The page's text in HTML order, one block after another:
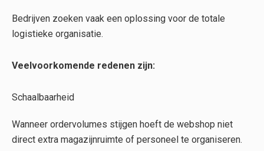
Bedrijven zoeken vaak een oplossing voor de totale
logistieke organisatie.
Veelvoorkomende redenen zijn:
Schaalbaarheid
Wanneer ordervolumes stijgen hoeft de webshop niet
direct extra magazijnruimte of personeel te organiseren.